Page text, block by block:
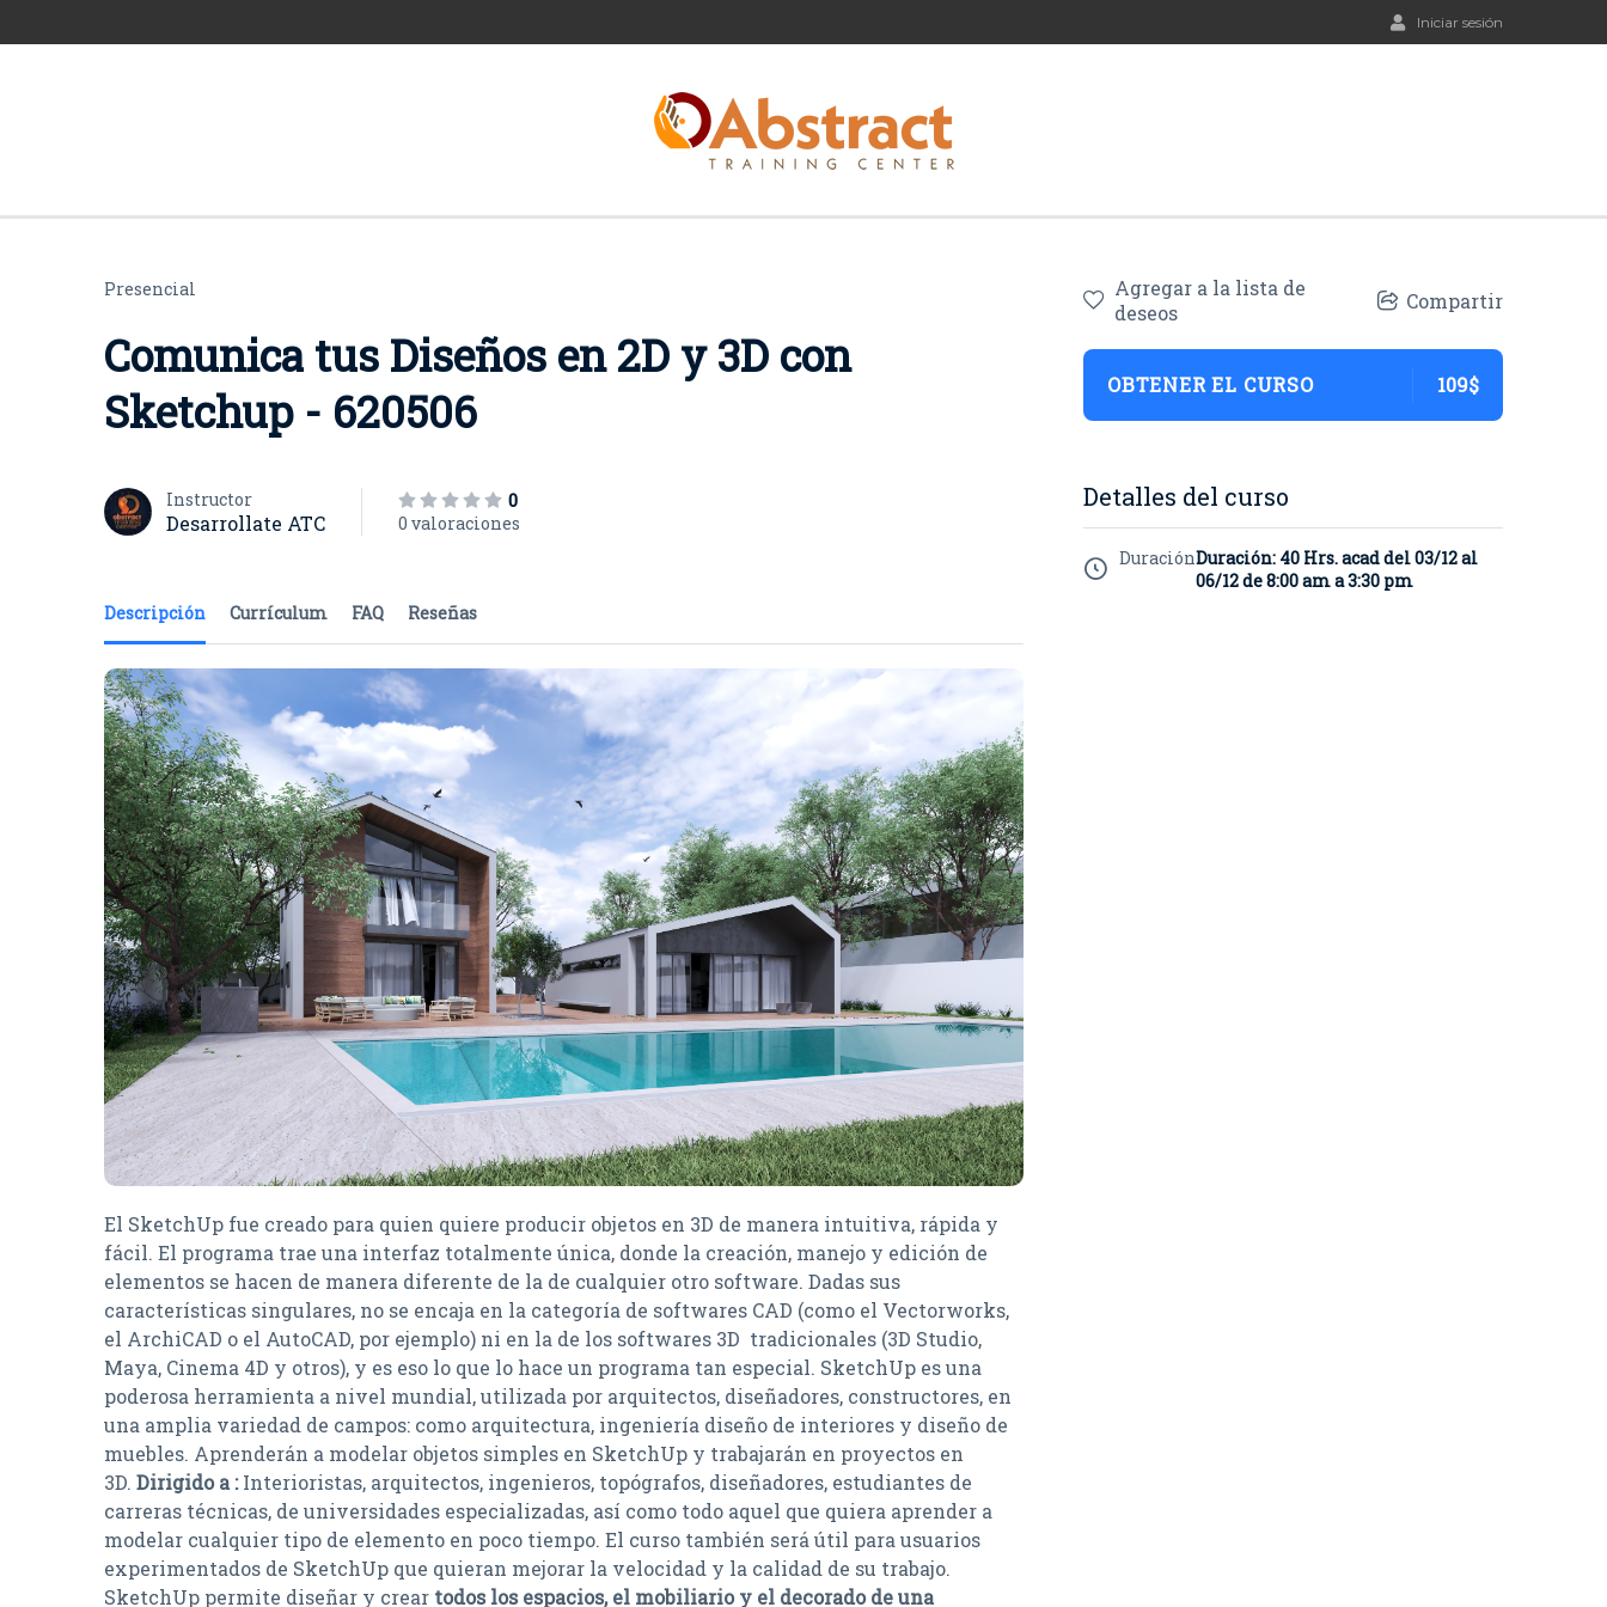
Iniciar sesión
Presencial
Comunica tus Diseños en 2D y 3D con
Sketchup - 620506
Instructor
Desarrollate ATC
0
0 valoraciones
Descripción Currículum FAQ Reseñas
El SketchUp fue creado para quien quiere producir objetos en 3D de manera intuitiva, rápida y
fácil. El programa trae una interfaz totalmente única, donde la creación, manejo y edición de
elementos se hacen de manera diferente de la de cualquier otro software. Dadas sus
características singulares, no se encaja en la categoría de softwares CAD (como el Vectorworks,
el ArchiCAD o el AutoCAD, por ejemplo) ni en la de los softwares 3D tradicionales (3D Studio,
Maya, Cinema 4D y otros), y es eso lo que lo hace un programa tan especial. SketchUp es una
poderosa herramienta a nivel mundial, utilizada por arquitectos, diseñadores, constructores, en
una amplia variedad de campos: como arquitectura, ingeniería diseño de interiores y diseño de
muebles. Aprenderán a modelar objetos simples en SketchUp y trabajarán en proyectos en
3D. Dirigido a :Interioristas, arquitectos, ingenieros, topógrafos, diseñadores, estudiantes de
carreras técnicas, de universidades especializadas, así como todo aquel que quiera aprender a
modelar cualquier tipo de elemento en poco tiempo. El curso también será útil para usuarios
experimentados de SketchUp que quieran mejorar la velocidad y la calidad de su trabajo.
SketchUp permite diseñar y crear todos los espacios, el mobiliario y el decorado de una
Agregar a la lista de
deseos
Compartir
OBTENER EL CURSO 109$
Detalles del curso
DuraciónDuración: 40 Hrs. acad del 03/12 al
06/12 de 8:00 am a 3:30 pm